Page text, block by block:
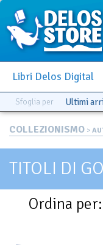
Libri Delos Digital
Sfoglia per Ultimi
COLLEZIONISMO >
TITOLI DI
Ordina per: